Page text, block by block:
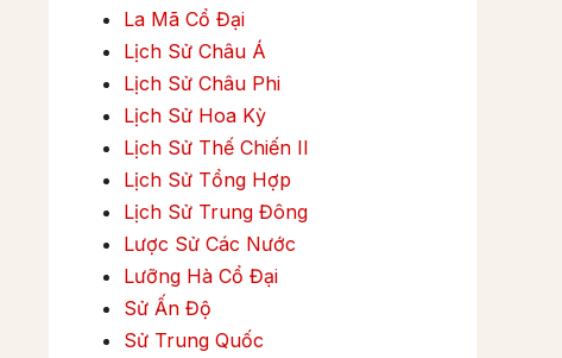
La Mã Cổ Đại
Lịch Sử Châu Á
Lịch Sử Châu Phi
Lịch Sử Hoa Kỳ
Lịch Sử Thế Chiến II
Lịch Sử Tổng Hợp
Lịch Sử Trung Đông
Lược Sử Các Nước
Lưỡng Hà Cổ Đại
Sử Ấn Độ
Sử Trung Quốc